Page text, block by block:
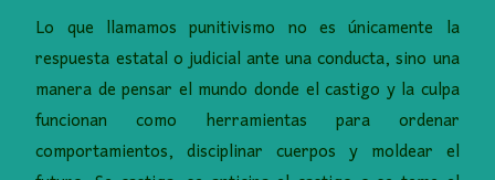
Lo que llamamos punitivismo no es únicamente la
respuesta estatal o judicial ante una conducta, sino una
manera de pensar el mundo donde el castigo y la culpa
funcionan como herramientas para ordenar
comportamientos, disciplinar cuerpos y moldear el